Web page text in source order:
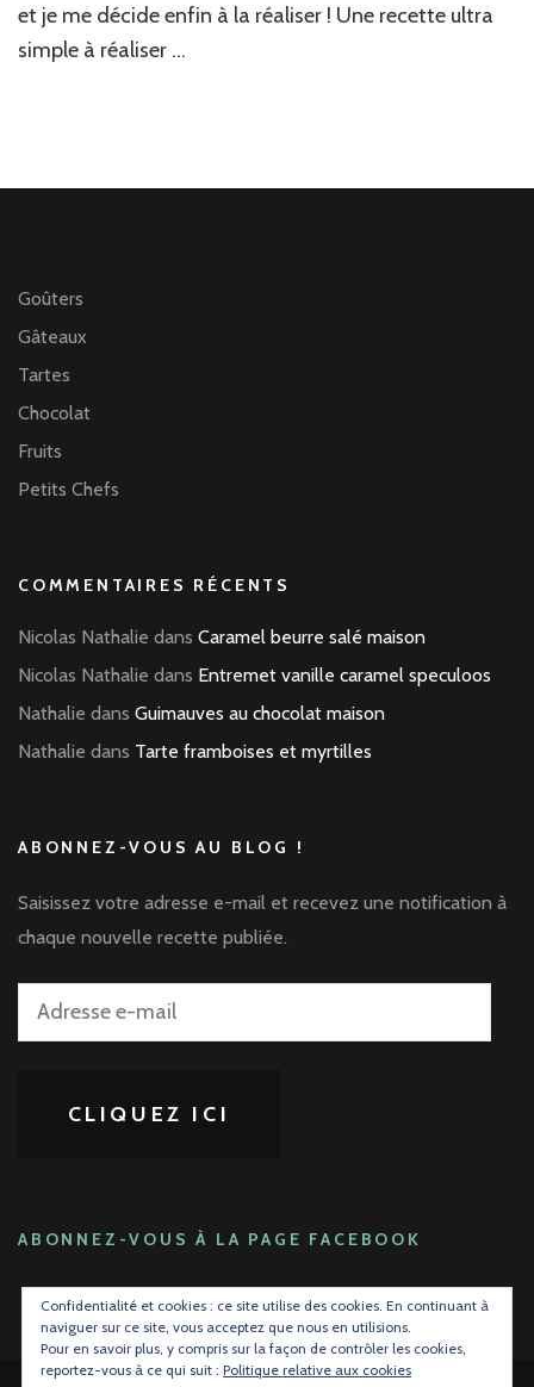
et je me décide enfin à la réaliser ! Une recette ultra
simple à réaliser …
Goûters
Gâteaux
Tartes
Chocolat
Fruits
Petits Chefs
COMMENTAIRES RÉCENTS
Nicolas Nathalie dans Caramel beurre salé maison
Nicolas Nathalie dans Entremet vanille caramel speculoos
Nathalie dans Guimauves au chocolat maison
Nathalie dans Tarte framboises et myrtilles
ABONNEZ-VOUS AU BLOG !
Saisissez votre adresse e-mail et recevez une notification à
chaque nouvelle recette publiée.
Adresse
CLIQUEZ ICI
ABONNEZ-VOUS À LA PAGE FACEBOOK
Confidentialité et cookies : ce site utilise des cookies. En continuant à
naviguer sur ce site, vous acceptez que nous en utilisions.
Pour en savoir plus, y compris sur la façon de contrôler les cookies,
reportez-vous à ce qui suit : Politique relative aux cookies